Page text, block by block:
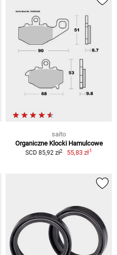
saito
Organiczne Klocki Hamulcowe
SCD 85,92 zł2 55,83 zł1